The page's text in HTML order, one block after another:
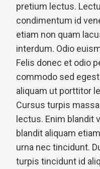
pretium lectus.
condimentum id
etiam non quam
interdum. Odio
Felis donec et odio
commodo sed
aliquam ut porttitor
Cursus turpis
lectus. Enim blandit
blandit aliquam
urna nec tincidunt.
turpis tincidunt id